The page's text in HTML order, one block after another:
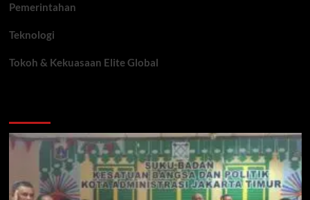
Pemerintahan
Teknologi
Tokoh & Kekuasaan Elite Global